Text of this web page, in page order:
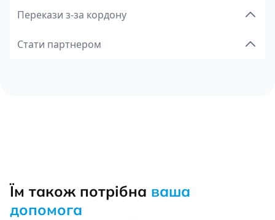
Перекази з-за кордону
Стати партнером
Їм також потрібна ваша
допомога